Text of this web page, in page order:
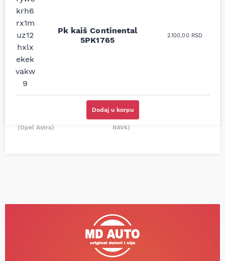
Pk kaiš Continental
5PK1765
2.100,00 RSD
Dodaj u korpu
Uporedila sam sve
moguće online
prodavnice auto delova
i definitivno najbolje
cene su ovde. Kupila
sam više puta auto
delove iz MD Auto. Uvek
proizvođača i
odgovarajuću opremu.
Svetlana Večerinović, Beograd
(Opel Astra)
Nisam bio siguran koji je
tačan naziv i tip
odgovarajućeg
proizvođača.
Stefan Savić, Beograd (Toyota
RAV4)